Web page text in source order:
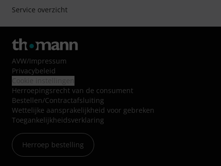
Service overzicht
AVW/Impressum
Privacybeleid
Herroepingsrecht van de consument
Bestellen/Contractafsluiting
Wettelijke aansprakelijkheid voor gebreken
Toegankelijkheidsverklaring
Herroep bestelling